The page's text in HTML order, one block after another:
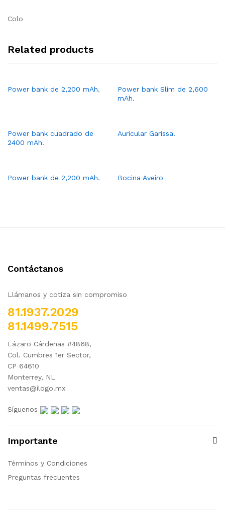
Colo
Related products
Power bank de 2,200 mAh.
Power bank Slim de 2,600
mAh.
Power bank cuadrado de
2400 mAh.
Auricular Garissa.
Power bank de 2,200 mAh. Bocina Aveiro
Contáctanos
Llámanos y cotiza sin compromiso
81.1937.2029
81.1499.7515
Lázaro Cárdenas #4868,
Col. Cumbres 1er Sector,
CP 64610
Monterrey, NL
ventas@ilogo.mx
Síguenos
Importante
Términos y Condiciones
Preguntas frecuentes